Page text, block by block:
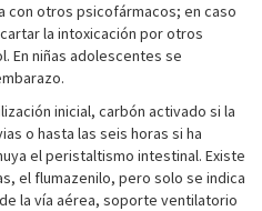
otros psicofármacos; en caso
la intoxicación por otros
En niñas adolescentes se
inicial, carbón activado si la
o hasta las seis horas si ha
el peristaltismo intestinal. Existe
el flumazenilo, pero solo se indica
la vía aérea, soporte ventilatorio